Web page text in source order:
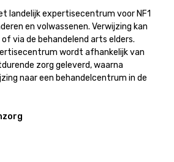
landelijk expertisecentrum voor NF1
en volwassenen. Verwijzing kan
via de behandelend arts elders.
wordt afhankelijk van
zorg geleverd, waarna
naar een behandelcentrum in de